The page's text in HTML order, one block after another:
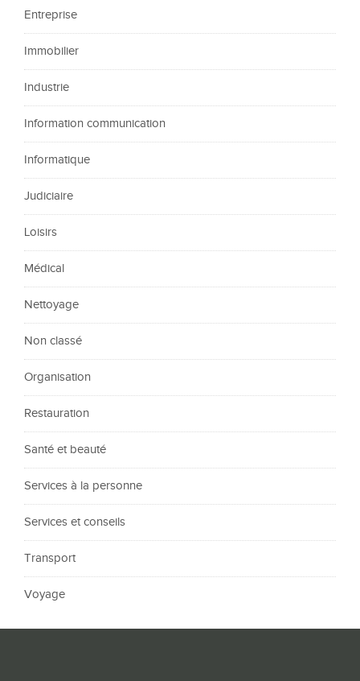
Entreprise
Immobilier
Industrie
Information communication
Informatique
Judiciaire
Loisirs
Médical
Nettoyage
Non classé
Organisation
Restauration
Santé et beauté
Services à la personne
Services et conseils
Transport
Voyage